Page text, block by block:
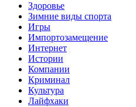
Здоровье
Зимние виды спорта
Игры
Импортозамещение
Интернет
Истории
Компании
Криминал
Культура
Лайфхаки